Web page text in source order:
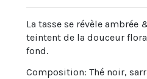
La tasse se révèle
teintent de la douceur
fond.
Composition: Thé noir,